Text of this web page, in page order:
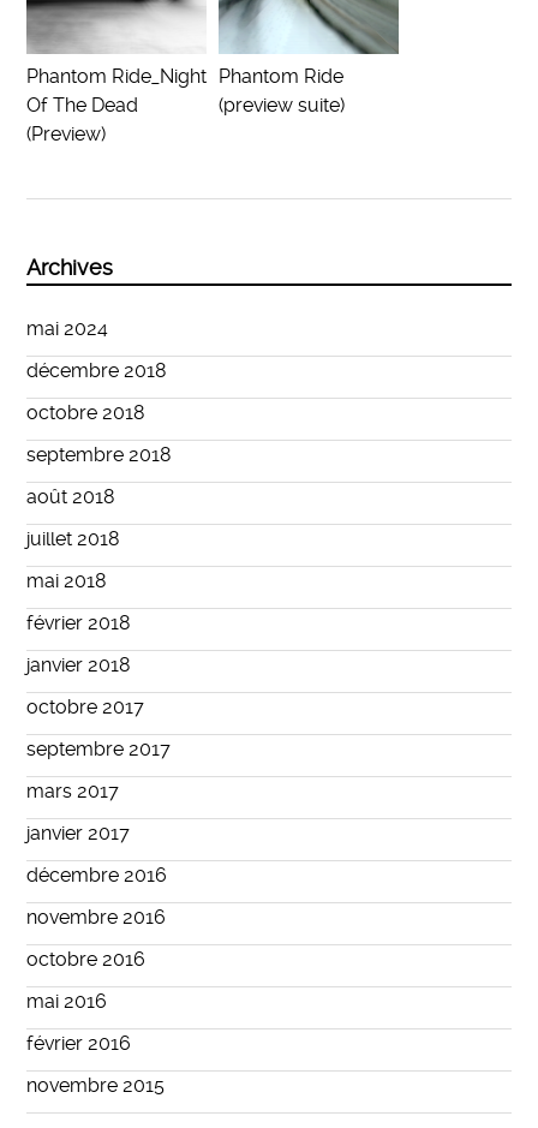
Phantom Ride_Night
Of The Dead
(Preview)
Phantom Ride
(preview suite)
Archives
mai 2024
décembre 2018
octobre 2018
septembre 2018
août 2018
juillet 2018
mai 2018
février 2018
janvier 2018
octobre 2017
septembre 2017
mars 2017
janvier 2017
décembre 2016
novembre 2016
octobre 2016
mai 2016
février 2016
novembre 2015